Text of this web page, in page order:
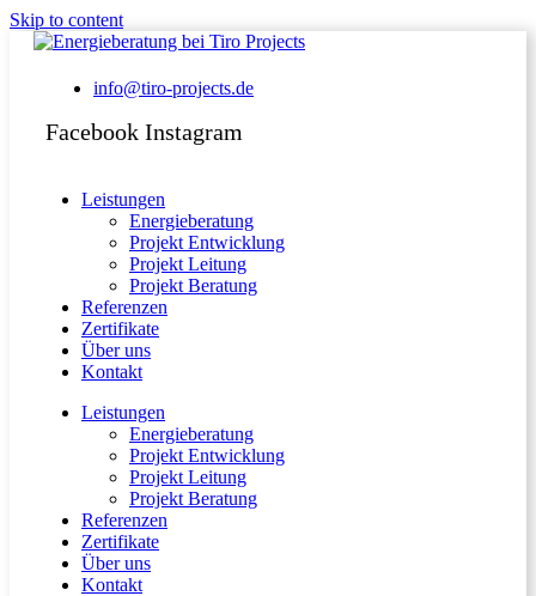
Skip to content
info@tiro-projects.de
Facebook Instagram
Leistungen
Energieberatung
Projekt Entwicklung
Projekt Leitung
Projekt Beratung
Referenzen
Zertifikate
Über uns
Kontakt
Leistungen
Energieberatung
Projekt Entwicklung
Projekt Leitung
Projekt Beratung
Referenzen
Zertifikate
Über uns
Kontakt